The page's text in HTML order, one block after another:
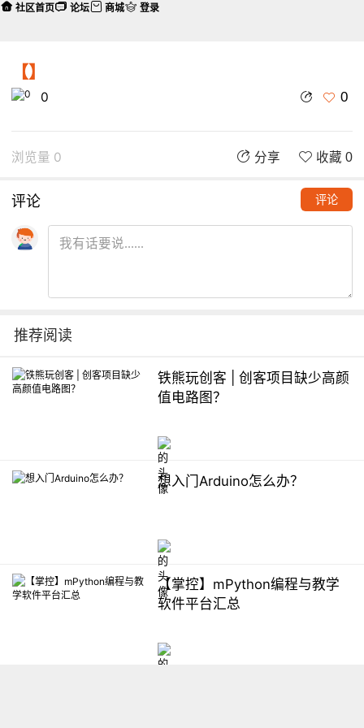
【】
0 0
浏览量 0 分享 收藏 0
评论 评论
推荐阅读
铁熊玩创客 | 创客项目缺少高颜
值电路图？
想入门Arduino怎么办？
【掌控】mPython编程与教学
软件平台汇总
社区首页 论坛 商城 登录